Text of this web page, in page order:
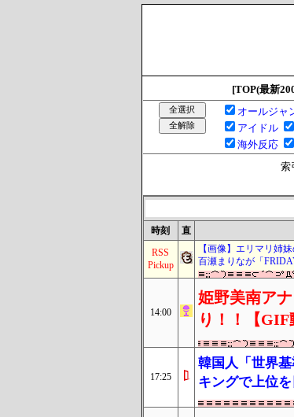
[TOP(最新
オールジャ
アイドル
海外反応
索
時刻 直
RSS
Pickup
【画像】エリマリ姉
百瀬まりなが「
14:00
姫野美南ア
り！！【GIF
17:25
韓国人「世界
キングで上位